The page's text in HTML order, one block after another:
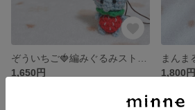
1,650円
1,800円